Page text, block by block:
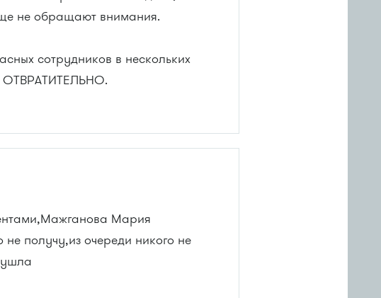
не обращают внимания.
сотрудников в нескольких
ОТВРАТИТЕЛЬНО.
Мария
получу,из очереди никого не
ушла